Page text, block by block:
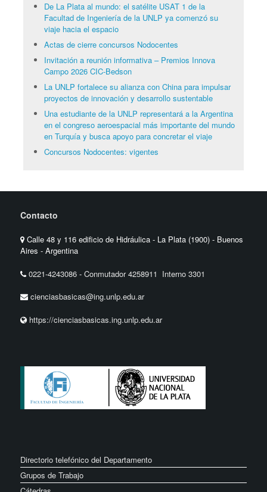
De La Plata al mundo: el satélite USAT 1 de la
Facultad de Ingeniería de la UNLP ya comenzó su
viaje hacia el espacio
Actas de cierre concursos Nodocentes
Invitación a reunión informativa – Premios Innova
Campo 2026 CIC-Bedson
La UNLP fortalece su alianza con China para impulsar
proyectos de innovación y desarrollo sustentable
Una estudiante de la UNLP representará a la Argentina
en el congreso aeroespacial más importante del mundo
en Turquía y busca apoyo para concretar el viaje
Concursos Nodocentes: vigentes
Contacto
Calle 48 y 116 edificio de Hidráulica - La Plata (1900) - Buenos
Aires - Argentina
0221-4243086 -Conmutador 4258911 Interno 3301
cienciasbasicas@ing.unlp.edu.ar
https://cienciasbasicas.ing.unlp.edu.ar
Directorio telefónico del Departamento
Grupos de Trabajo